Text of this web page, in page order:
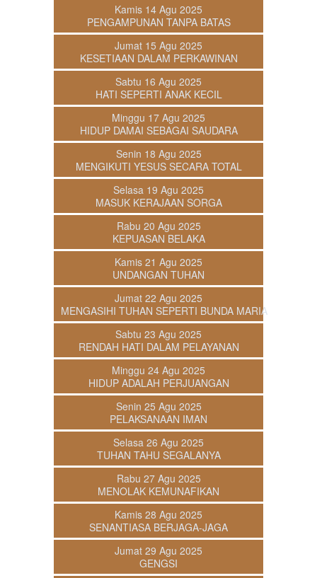
Kamis 14 Agu 2025
PENGAMPUNAN TANPA BATAS
Jumat 15 Agu 2025
KESETIAAN DALAM PERKAWINAN
Sabtu 16 Agu 2025
HATI SEPERTI ANAK KECIL
Minggu 17 Agu 2025
HIDUP DAMAI SEBAGAI SAUDARA
Senin 18 Agu 2025
MENGIKUTI YESUS SECARA TOTAL
Selasa 19 Agu 2025
MASUK KERAJAAN SORGA
Rabu 20 Agu 2025
KEPUASAN BELAKA
Kamis 21 Agu 2025
UNDANGAN TUHAN
Jumat 22 Agu 2025
MENGASIHI TUHAN SEPERTI BUNDA MARIA
Sabtu 23 Agu 2025
RENDAH HATI DALAM PELAYANAN
Minggu 24 Agu 2025
HIDUP ADALAH PERJUANGAN
Senin 25 Agu 2025
PELAKSANAAN IMAN
Selasa 26 Agu 2025
TUHAN TAHU SEGALANYA
Rabu 27 Agu 2025
MENOLAK KEMUNAFIKAN
Kamis 28 Agu 2025
SENANTIASA BERJAGA-JAGA
Jumat 29 Agu 2025
GENGSI